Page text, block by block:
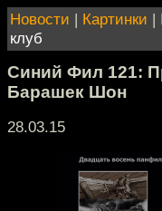
Новости | Картинки |
клуб
Синий Фил 121:
Барашек Шон
28.03.15